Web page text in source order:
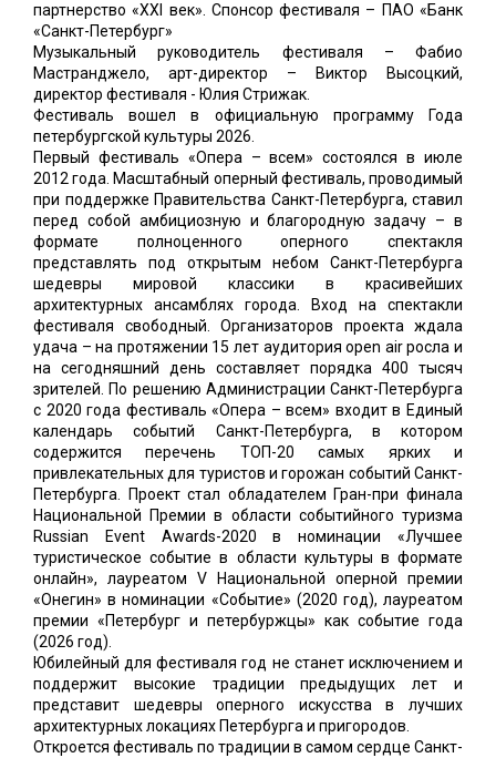
партнерство «XXI век». Спонсор фестиваля – ПАО «Банк
«Санкт-Петербург»
Музыкальный руководитель фестиваля – Фабио
Мастранджело, арт-директор – Виктор Высоцкий,
директор фестиваля - Юлия Стрижак.
Фестиваль вошел в официальную программу Года
петербургской культуры 2026.
Первый фестиваль «Опера – всем» состоялся в июле
2012 года. Масштабный оперный фестиваль, проводимый
при поддержке Правительства Санкт-Петербурга, ставил
перед собой амбициозную и благородную задачу – в
формате полноценного оперного спектакля
представлять под открытым небом Санкт-Петербурга
шедевры мировой классики в красивейших
архитектурных ансамблях города. Вход на спектакли
фестиваля свободный. Организаторов проекта ждала
удача – на протяжении 15 лет аудитория open air росла и
на сегодняшний день составляет порядка 400 тысяч
зрителей. По решению Администрации Санкт-Петербурга
с 2020 года фестиваль «Опера – всем» входит в Единый
календарь событий Санкт-Петербурга, в котором
содержится перечень ТОП-20 самых ярких и
привлекательных для туристов и горожан событий Санкт-
Петербурга. Проект стал обладателем Гран-при финала
Национальной Премии в области событийного туризма
Russian Event Awards-2020 в номинации «Лучшее
туристическое событие в области культуры в формате
онлайн», лауреатом V Национальной оперной премии
«Онегин» в номинации «Событие» (2020 год), лауреатом
премии «Петербург и петербуржцы» как событие года
(2026 год).
Юбилейный для фестиваля год не станет исключением и
поддержит высокие традиции предыдущих лет и
представит шедевры оперного искусства в лучших
архитектурных локациях Петербурга и пригородов.
Откроется фестиваль по традиции в самом сердце Санкт-